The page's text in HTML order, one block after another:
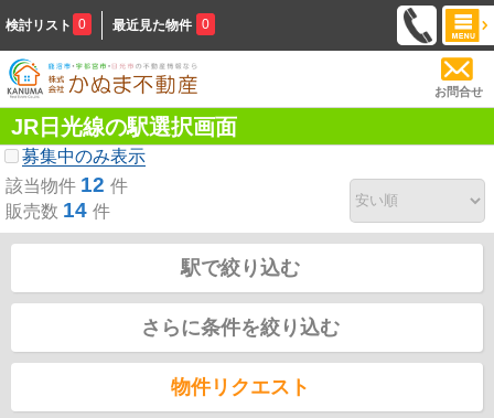
検討リスト 0 最近見た物件 0
お問合せ
JR日光線の駅選択画面
募集中のみ表示
該当物件 12 件
販売数 14 件
駅で絞り込む
さらに条件を絞り込む
物件リクエスト